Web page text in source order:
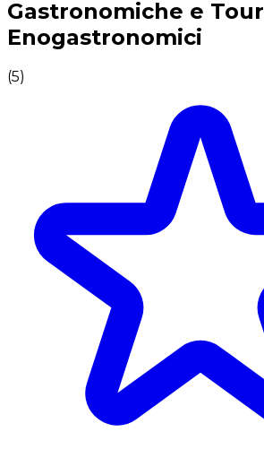
Gastronomiche e Tour
Enogastronomici
(5)